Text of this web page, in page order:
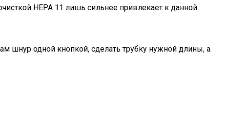
HEPA 11 лишь сильнее привлекает к данной
шнур одной кнопкой, сделать трубку нужной длины, а